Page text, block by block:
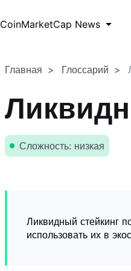
CoinMarketCap News
Главная Глоссарий
Сложность: низкая
Ликвидный стейкинг
использовать их в